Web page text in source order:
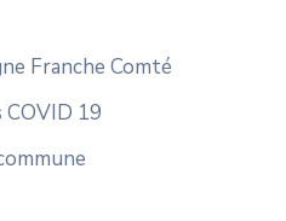
Franche Comté
19